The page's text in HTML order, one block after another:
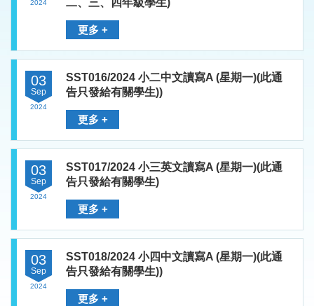
2024
二、三、四年級學生)
更多 +
03
Sep
2024
SST016/2024 小二中文讀寫A (星期一)(此通
告只發給有關學生))
更多 +
03
Sep
2024
SST017/2024 小三英文讀寫A (星期一)(此通
告只發給有關學生)
更多 +
03
Sep
2024
SST018/2024 小四中文讀寫A (星期一)(此通
告只發給有關學生))
更多 +